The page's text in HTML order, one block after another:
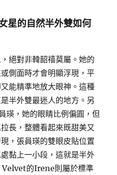
星的自然半外雙如何
絕對非韓韶禧莫屬。她的
側面時才會明顯浮現，平
能精準地放大眼神。這種
半外雙最迷人的地方。另
瑛，她的眼睛比例偏圓，但
長，整體看起來既甜美又
，張員瑛的雙眼皮貼位置
黏上一小段，這就是半外
Velvet的Irene則屬於標準